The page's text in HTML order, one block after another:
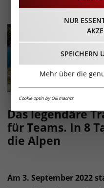
03.09.2022 -
Das legendäre
für Teams. In 8
die Alpen
Am 3. September 2022
NUR
SPEICHERN
Mehr über die
Cookie optin by Olli machts